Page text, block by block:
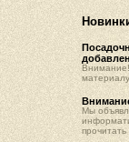
Мы
прочитать